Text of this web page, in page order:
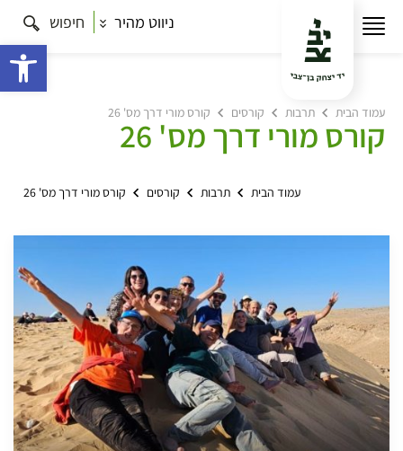
ניווט מהיר חיפוש
עמוד הבית תרבות קורסים קורס מורי דרך מס' 26
קורס מורי דרך מס' 26
עמוד הבית תרבות קורסים קורס מורי דרך מס' 26